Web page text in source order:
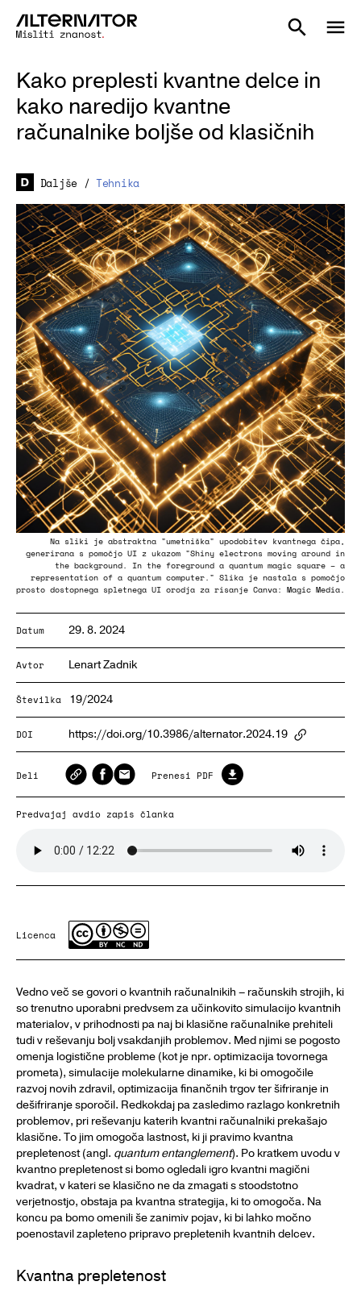
Kako preplesti kvantne delce in
kako naredijo kvantne
računalnike boljše od klasičnih
Daljše / Tehnika
Na sliki je abstraktna "umetniška" upodobitev kvantnega čipa,
generirana s pomočjo UI z ukazom "Shiny electrons moving around in
the background. In the foreground a quantum magic square – a
representation of a quantum computer." Slika je nastala s pomočjo
prosto dostopnega spletnega UI orodja za risanje Canva: Magic Media.
Datum 29. 8. 2024
Avtor Lenart Zadnik
Številka 19/2024
DOI https://doi.org/10.3986/alternator.2024.19
Deli Prenesi PDF
Predvajaj avdio zapis članka
Licenca
Vedno več se govori o kvantnih računalnikih – računskih strojih, ki
so trenutno uporabni predvsem za učinkovito simulacijo kvantnih
materialov, v prihodnosti pa naj bi klasične računalnike prehiteli
tudi v reševanju bolj vsakdanjih problemov. Med njimi se pogosto
omenja logistične probleme (kot je npr. optimizacija tovornega
prometa), simulacije molekularne dinamike, ki bi omogočile
razvoj novih zdravil, optimizacija finančnih trgov ter šifriranje in
dešifriranje sporočil. Redkokdaj pa zasledimo razlago konkretnih
problemov, pri reševanju katerih kvantni računalniki prekašajo
klasične. To jim omogoča lastnost, ki ji pravimo kvantna
prepletenost (angl. quantum entanglement). Po kratkem uvodu v
kvantno prepletenost si bomo ogledali igro kvantni magični
kvadrat, v kateri se klasično ne da zmagati s stoodstotno
verjetnostjo, obstaja pa kvantna strategija, ki to omogoča. Na
koncu pa bomo omenili še zanimiv pojav, ki bi lahko močno
poenostavil zapleteno pripravo prepletenih kvantnih delcev.
Kvantna prepletenost